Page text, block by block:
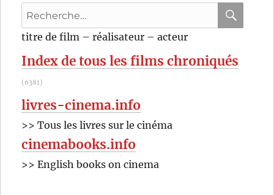
Recherche
pour
:
titre de film – réalisateur – acteur
Index de tous les films chroniqués
(6381)
livres-cinema.info
>> Tous les livres sur le cinéma
cinemabooks.info
>> English books on cinema